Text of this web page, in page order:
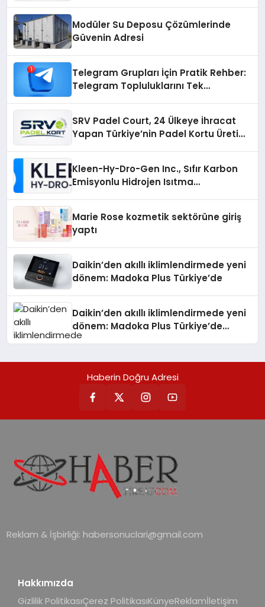
Modüler Su Deposu Çözümlerinde
Güvenin Adresi
Telegram Grupları İçin Pratik Rehber:
Telegram Topluluklarını Tek
SRV Padel Court, 24 Ülkeye İhracat
Yapan Türkiye’nin Padel Kortu Üretim
Kleen-Hy-Dro-Gen Inc., Sıfır Karbon
Emisyonlu Hidrojen Isıtma
Marie Rose kozmetik sektörüne giriş
yaptı
Daikin’den akıllı iklimlendirmede yeni
dönem: Madoka Plus Türkiye’de
Daikin’den akıllı iklimlendirmede yeni
dönem: Madoka Plus Türkiye’de
Daikin’in kullanıcı dostu tasarımıyla
teknolojilerle donatılmış son modeli
VRV kontrol ünitesi Madoka Plus
Türkiye’de satışa sunuldu. Tam
dokunmatik ekranı, mobil uygulama
desteği ve akıllı sensör entegrasyonu
verimli hale getiriyor. Enerji
verimliliğini artırırken modern yaşam
alanlarında teknolojiyi estetik ile bulu
Haberin Doğru Adresi
Reklam & İşbirliği: habersonuclari@gmail.com
Hakkımızda
Gizlilik PolitikasıÇerez PolitikasıKünyeReklamİletişim